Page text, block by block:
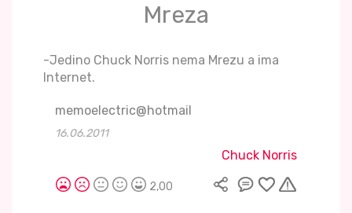
Mreza
-Jedino Chuck Norris nema Mrezu a ima
Internet.
memoelectric@hotmail
16.06.2011
Chuck Norris
2,00